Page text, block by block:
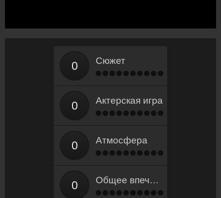
Сюжет
Актерская игра
Атмосфера
Общее впечатление